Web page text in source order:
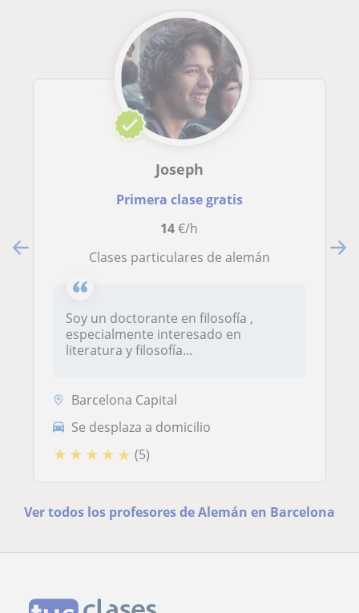
Joseph
Primera clase gratis
14€/h
Clases particulares de alemán
Soy un doctorante en filosofía ,
especialmente interesado en
literatura y filosofía...
Barcelona Capital
Se desplaza a domicilio
★ ★ ★ ★ ★ (5)
Ver todos los profesores de Alemán en Barcelona